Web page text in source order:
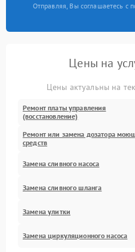
Отправляя, Вы соглашаетесь с
Цены на
Цены актуальны на
Ремонт платы управления
(восстановление)
Ремонт или замена дозатора
средств
Замена сливного насоса
Замена сливного шланга
Замена улитки
Замена циркуляционного насоса